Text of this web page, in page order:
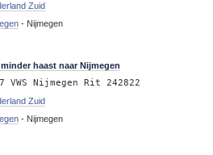
Zuid
- Nijmegen
haast naar Nijmegen
VWS Nijmegen Rit 242822
Zuid
- Nijmegen